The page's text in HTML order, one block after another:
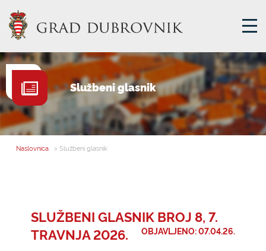
GRADSKA UPRAVA
GRADONAČELNIK
MJESNA SAMOUPRAVA
E-USLUGE
Službeni glasnik
Naslovnica > Službeni glasnik
SLUŽBENI GLASNIK BROJ 8, 7.
TRAVNJA 2026.
OBJAVLJENO: 07.04.26.